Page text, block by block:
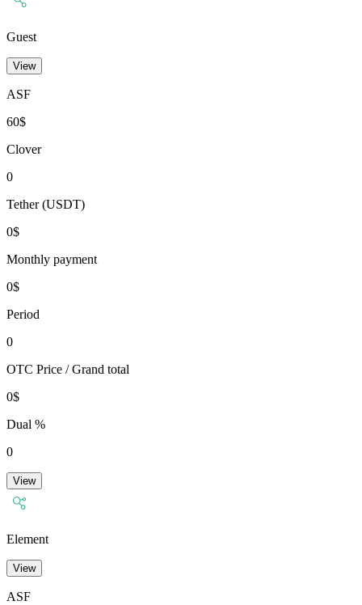
Guest
View
ASF
60$
Clover
0
Tether (USDT)
0$
Monthly payment
0$
Period
0
OTC Price / Grand total
0$
Dual %
0
View
Element
View
ASF